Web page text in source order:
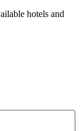
hotels and